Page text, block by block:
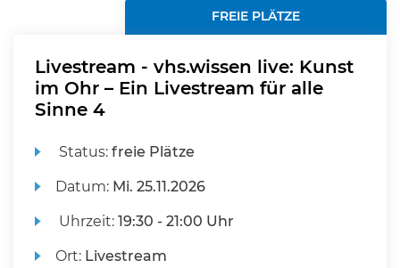
FREIE PLÄTZE
Livestream - vhs.wissen live: Kunst
im Ohr – Ein Livestream für alle
Sinne 4
Status:freie Plätze
Datum: Mi. 25.11.2026
Uhrzeit:19:30 - 21:00 Uhr
Ort: Livestream